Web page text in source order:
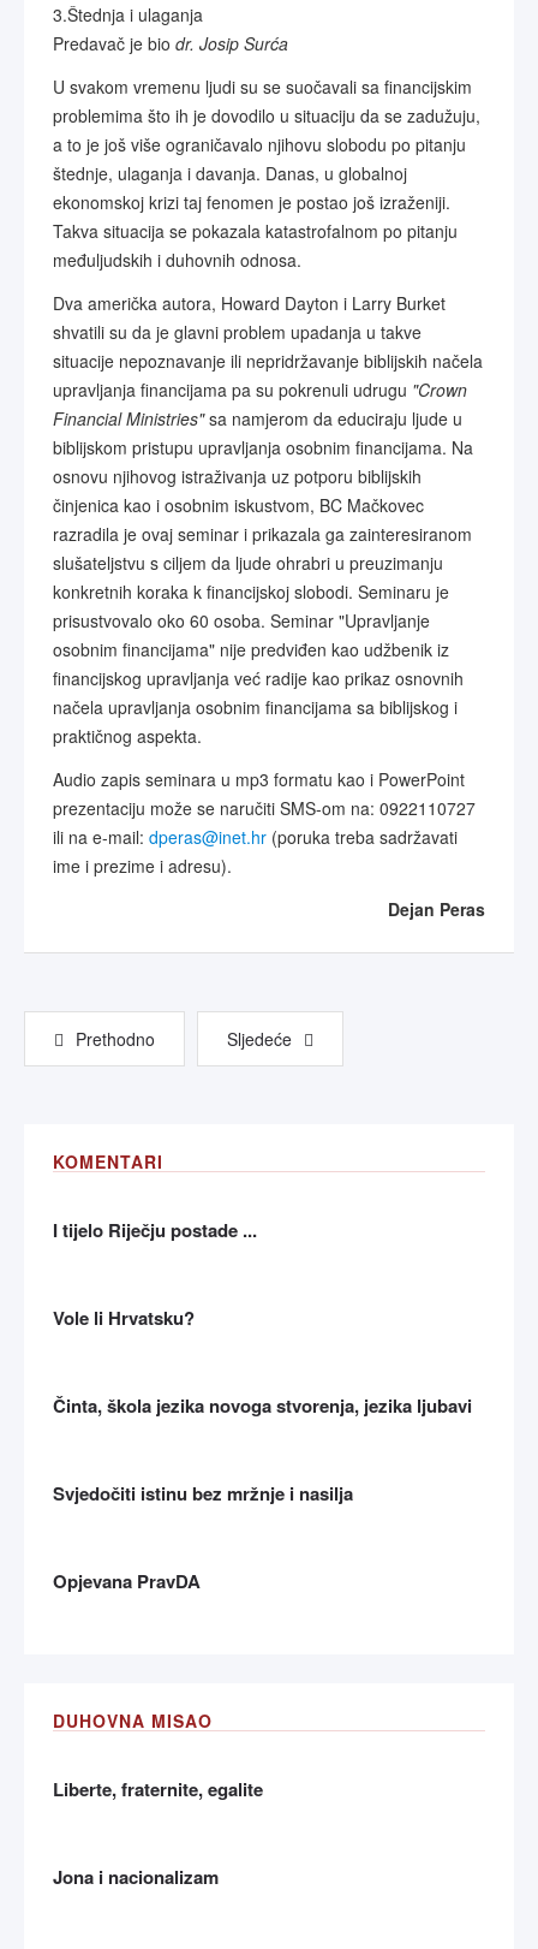
3.Štednja i ulaganja
Predavač je bio dr. Josip Surća
U svakom vremenu ljudi su se suočavali sa financijskim
problemima što ih je dovodilo u situaciju da se zadužuju,
a to je još više ograničavalo njihovu slobodu po pitanju
štednje, ulaganja i davanja. Danas, u globalnoj
ekonomskoj krizi taj fenomen je postao još izraženiji.
Takva situacija se pokazala katastrofalnom po pitanju
međuljudskih i duhovnih odnosa.
Dva američka autora, Howard Dayton i Larry Burket
shvatili su da je glavni problem upadanja u takve
situacije nepoznavanje ili nepridržavanje biblijskih načela
upravljanja financijama pa su pokrenuli udrugu "Crown
Financial Ministries"sa namjerom da educiraju ljude u
biblijskom pristupu upravljanja osobnim financijama. Na
osnovu njihovog istraživanja uz potporu biblijskih
činjenica kao i osobnim iskustvom, BC Mačkovec
razradila je ovaj seminar i prikazala ga zainteresiranom
slušateljstvu s ciljem da ljude ohrabri u preuzimanju
konkretnih koraka k financijskoj slobodi. Seminaru je
prisustvovalo oko 60 osoba. Seminar "Upravljanje
osobnim financijama" nije predviđen kao udžbenik iz
financijskog upravljanja već radije kao prikaz osnovnih
načela upravljanja osobnim financijama sa biblijskog i
praktičnog aspekta.
Audio zapis seminara u mp3 formatu kao i PowerPoint
prezentaciju može se naručiti SMS-om na: 0922110727
ili na e-mail: dperas@inet.hr (poruka treba sadržavati
ime i prezime i adresu).
Dejan Peras
Prethodno Sljedeće
KOMENTARI
I tijelo Riječju postade ...
Vole li Hrvatsku?
Činta, škola jezika novoga stvorenja, jezika ljubavi
Svjedočiti istinu bez mržnje i nasilja
Opjevana PravDA
DUHOVNA MISAO
Liberte, fraternite, egalite
Jona i nacionalizam